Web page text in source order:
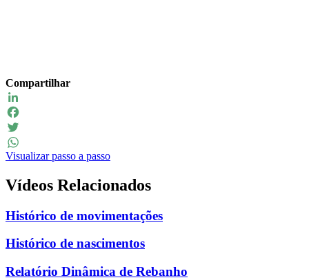
Compartilhar
LinkedIn
Facebook
Twitter
WhatsApp
Visualizar passo a passo
Vídeos Relacionados
Histórico de movimentações
Histórico de nascimentos
Relatório Dinâmica de Rebanho